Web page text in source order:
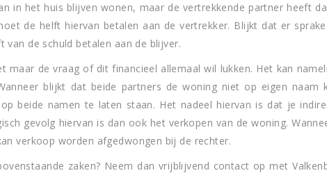
in het huis blijven wonen, maar de vertrekkende partner heeft
de helft hiervan betalen aan de vertrekker. Blijkt dat er
de schuld betalen aan de blijver.
maar de vraag of dit financieel allemaal wil lukken. Het kan
blijkt dat beide partners de woning niet op eigen naam
beide namen te laten staan. Het nadeel hiervan is dat je
gevolg hiervan is dan ook het verkopen van de woning.
verkoop worden afgedwongen bij de rechter.
zaken? Neem dan vrijblijvend contact op met